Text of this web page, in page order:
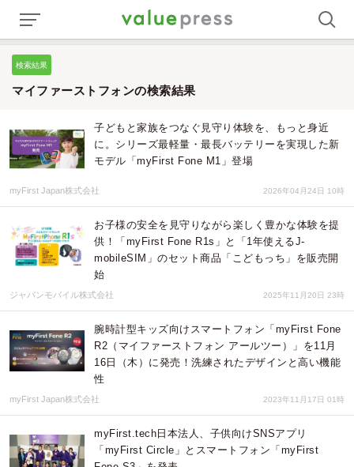
検索結果
マイファーストフォンの検索結果
子どもと家族をつなぐ見守り体験を、もっと身近
に。シリーズ最軽量・最長バッテリーを実現した新
モデル「myFirst Fone M1」登場
myFirst Japan株式会社 2026年04月24日 10時
お子様の安全を見守りながら楽しく豊かな体験を提
供！「myFirst Fone R1s」と「1年使えるJ-
mobileSIM」のセット商品「こどもっち」を販売開
始
ジャパンモバイル株式会社 2025年11月20日 23時
腕時計型キッズ向けスマートフォン「myFirst Fone
R2（マイファーストフォン アールツー）」を11月
16日（木）に発売！洗練されたデザインと高い機能
性
myFirst Japan株式会社 2023年11月17日 01時
myFirst.tech日本法人、子供向けSNSアプリ
「myFirst Circle」とスマートフォン「myFirst